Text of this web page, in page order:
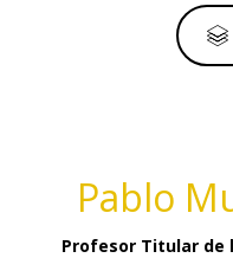
Pablo
Profesor Titular de